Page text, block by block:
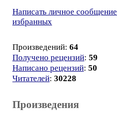
Написать личное сообщение
избранных
Произведений: 64
Получено рецензий: 59
Написано рецензий: 50
Читателей: 30228
Произведения